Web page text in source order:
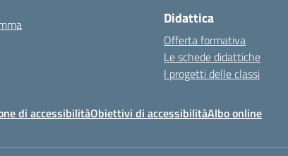
Didattica
Offerta formativa
Le schede didattiche
I progetti delle classi
di accessibilitàObiettivi di accessibilitàAlbo online